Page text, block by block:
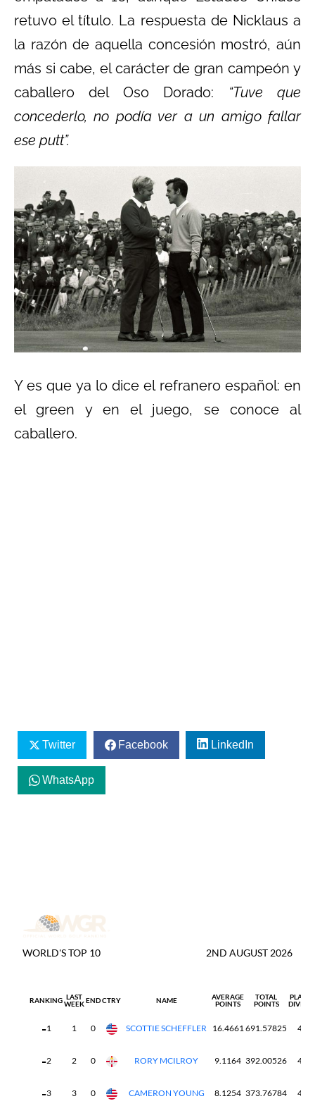
retuvo el título. La respuesta de Nicklaus a
la razón de aquella concesión mostró, aún
más si cabe, el carácter de gran campeón y
caballero del Oso Dorado: “Tuve que
concederlo, no podía ver a un amigo fallar
ese putt”.
Y es que ya lo dice el refranero español: en
el green y en el juego, se conoce al
caballero.
Twitter Facebook LinkedIn
WhatsApp